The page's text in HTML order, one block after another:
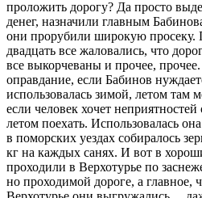
проложить дорогу? Да просто
денег, назначили главным
они прорубили широкую просеку.
двадцать все жаловались, что
все выкорчеваны и прочее,
оправдание, если Бабинов
использовалась зимой, летом там
если человек хочет
летом поехать. Использовалась
в поморских уездах собиралось
кг на каждых санях. И вот в
проходили в Верхотурье по
но проходимой дороге, а главное,